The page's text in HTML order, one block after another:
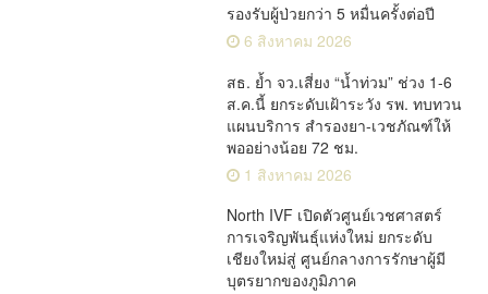
รองรับผู้ป่วยกว่า 5 หมื่นครั้งต่อปี
6 สิงหาคม 2026
สธ. ย้ำ จว.เสี่ยง “น้ำท่วม” ช่วง 1-6
ส.ค.นี้ ยกระดับเฝ้าระวัง รพ. ทบทวน
แผนบริการ สำรองยา-เวชภัณฑ์ให้
พออย่างน้อย 72 ชม.
1 สิงหาคม 2026
North IVF เปิดตัวศูนย์เวชศาสตร์
การเจริญพันธุ์แห่งใหม่ ยกระดับ
เชียงใหม่สู่ ศูนย์กลางการรักษาผู้มี
บุตรยากของภูมิภาค